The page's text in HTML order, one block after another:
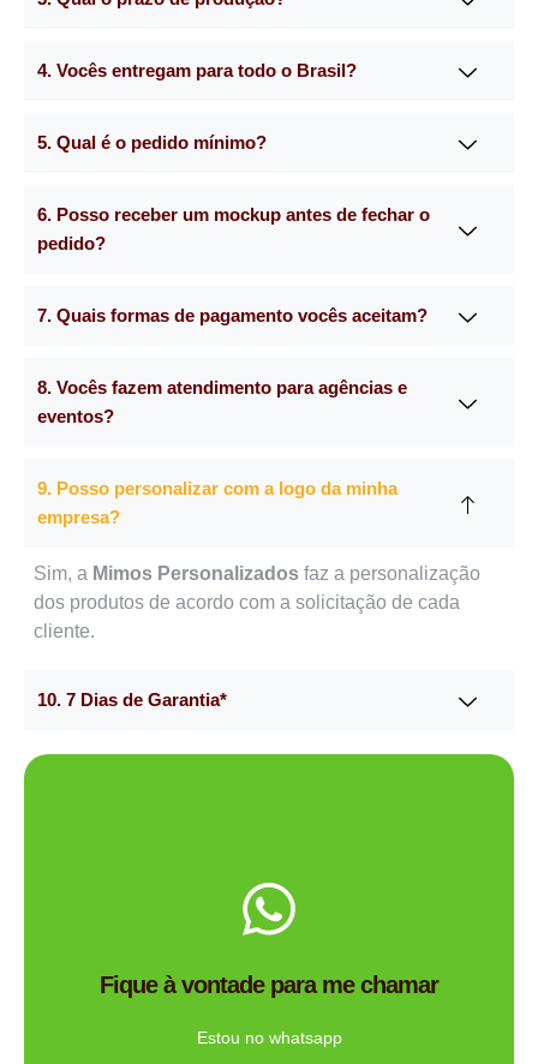
4. Vocês entregam para todo o Brasil?
5. Qual é o pedido mínimo?
6. Posso receber um mockup antes de fechar o
pedido?
7. Quais formas de pagamento vocês aceitam?
8. Vocês fazem atendimento para agências e
eventos?
9. Posso personalizar com a logo da minha
empresa?
Sim, a Mimos Personalizados faz a personalização
dos produtos de acordo com a solicitação de cada
cliente.
10. 7 Dias de Garantia*
Fique à vontade para me chamar
Estou no whatsapp
Ligue Agora!
Tem dúvidas se a Mimos Personalizado é a empresa
Me chama no WhatsApp.